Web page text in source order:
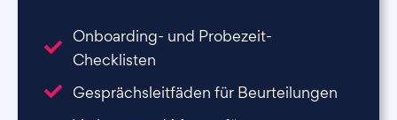
Onboarding- und Probezeit-
Checklisten
Gesprächsleitfäden für Beurteilungen